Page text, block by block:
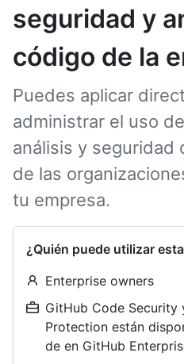
seguridad y
código de la
Puedes aplicar
administrar el uso
análisis y seguridad
de las
tu empresa.
¿Quién puede utilizar
Enterprise owners
GitHub Code Security
Protection están
de en GitHub